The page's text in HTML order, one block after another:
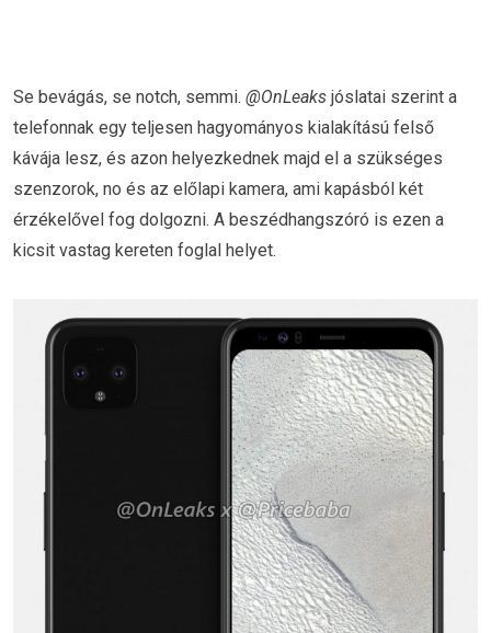
Se bevágás, se notch, semmi. @OnLeaks jóslatai szerint a
telefonnak egy teljesen hagyományos kialakítású felső
kávája lesz, és azon helyezkednek majd el a szükséges
szenzorok, no és az előlapi kamera, ami kapásból két
érzékelővel fog dolgozni. A beszédhangszóró is ezen a
kicsit vastag kereten foglal helyet.